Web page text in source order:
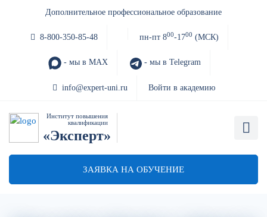
Дополнительное профессиональное образование
8-800-350-85-48 пн-пт 800-1700 (МСК)
- мы в MAX - мы в Telegram
info@expert-uni.ru Войти в академию
Институт повышения
квалификации
«Эксперт»
ЗАЯВКА НА ОБУЧЕНИЕ